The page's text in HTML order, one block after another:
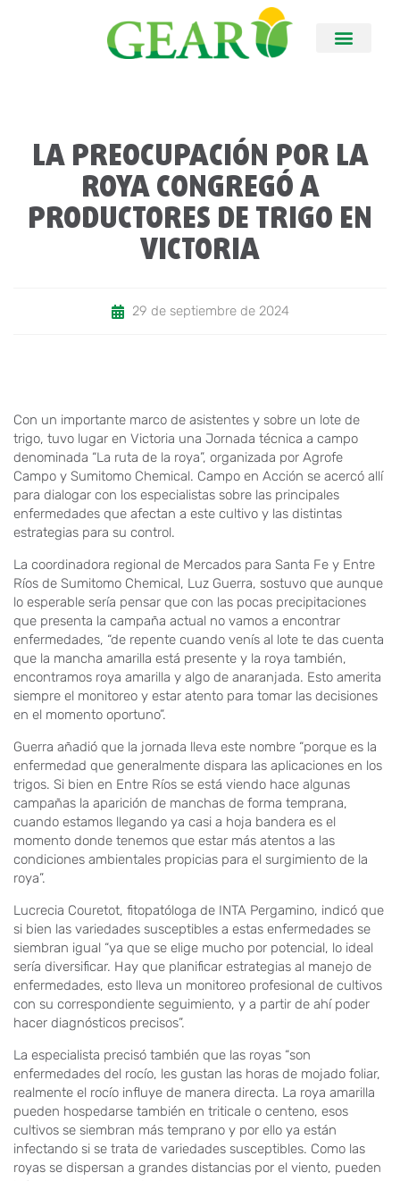
LA PREOCUPACIÓN POR LA
ROYA CONGREGÓ A
PRODUCTORES DE TRIGO EN
VICTORIA
29 de septiembre de 2024
Con un importante marco de asistentes y sobre un lote de
trigo, tuvo lugar en Victoria una Jornada técnica a campo
denominada “La ruta de la roya”, organizada por Agrofe
Campo y Sumitomo Chemical. Campo en Acción se acercó allí
para dialogar con los especialistas sobre las principales
enfermedades que afectan a este cultivo y las distintas
estrategias para su control.
La coordinadora regional de Mercados para Santa Fe y Entre
Ríos de Sumitomo Chemical, Luz Guerra, sostuvo que aunque
lo esperable sería pensar que con las pocas precipitaciones
que presenta la campaña actual no vamos a encontrar
enfermedades, “de repente cuando venís al lote te das cuenta
que la mancha amarilla está presente y la roya también,
encontramos roya amarilla y algo de anaranjada. Esto amerita
siempre el monitoreo y estar atento para tomar las decisiones
en el momento oportuno”.
Guerra añadió que la jornada lleva este nombre “porque es la
enfermedad que generalmente dispara las aplicaciones en los
trigos. Si bien en Entre Ríos se está viendo hace algunas
campañas la aparición de manchas de forma temprana,
cuando estamos llegando ya casi a hoja bandera es el
momento donde tenemos que estar más atentos a las
condiciones ambientales propicias para el surgimiento de la
roya”.
Lucrecia Couretot, fitopatóloga de INTA Pergamino, indicó que
si bien las variedades susceptibles a estas enfermedades se
siembran igual “ya que se elige mucho por potencial, lo ideal
sería diversificar. Hay que planificar estrategias al manejo de
enfermedades, esto lleva un monitoreo profesional de cultivos
con su correspondiente seguimiento, y a partir de ahí poder
hacer diagnósticos precisos”.
La especialista precisó también que las royas “son
enfermedades del rocío, les gustan las horas de mojado foliar,
realmente el rocío influye de manera directa. La roya amarilla
pueden hospedarse también en triticale o centeno, esos
cultivos se siembran más temprano y por ello ya están
infectando si se trata de variedades susceptibles. Como las
royas se dispersan a grandes distancias por el viento, pueden